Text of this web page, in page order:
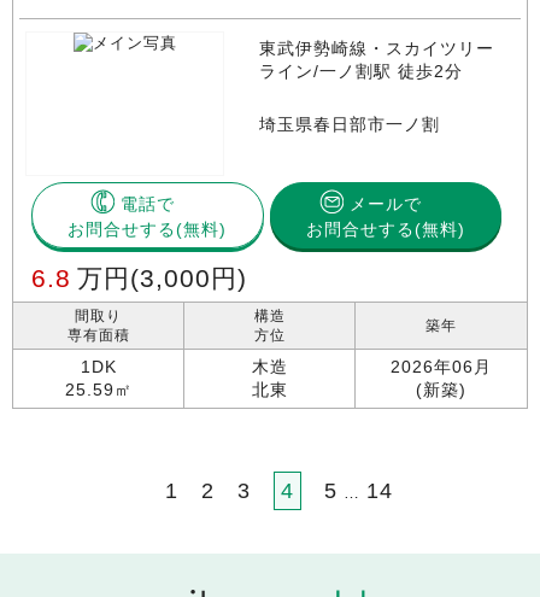
東武伊勢崎線・スカイツリー
ライン/一ノ割駅 徒歩2分
埼玉県春日部市一ノ割
電話で
お問合せする
メールで
お問合せする(無料)
6.8 万円 (3,000円)
間取り
専有面積
1DK
25.59㎡
構造
方位
木造
北東
築年
2026年06月
(新築)
1 2 3 4 5 … 14